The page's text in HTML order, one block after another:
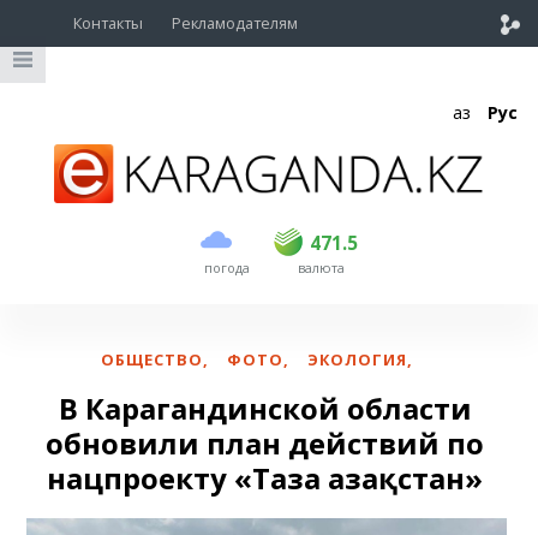
Контакты Рекламодателям
Қаз Рус
погода
471.5
USD 470 471.5
EUR валюта
ОБЩЕСТВО, ФОТО, ЭКОЛОГИЯ,
В Карагандинской области
обновили план действий по
нацпроекту «Таза Қазақстан»